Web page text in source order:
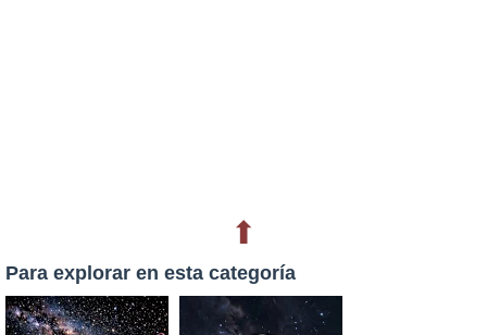
⬆
Para explorar en esta categoría